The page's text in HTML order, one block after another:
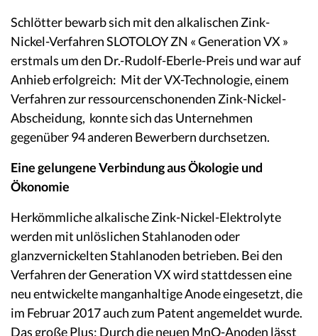
Schlötter bewarb sich mit den alkalischen Zink-
Nickel-Verfahren SLOTOLOY ZN « Generation VX »
erstmals um den Dr.-Rudolf-Eberle-Preis und war auf
Anhieb erfolgreich: Mit der VX-Technologie, einem
Verfahren zur ressourcenschonenden Zink-Nickel-
Abscheidung, konnte sich das Unternehmen
gegenüber 94 anderen Bewerbern durchsetzen.
Eine gelungene Verbindung aus Ökologie und
Ökonomie
Herkömmliche alkalische Zink-Nickel-Elektrolyte
werden mit unlöslichen Stahlanoden oder
glanzvernickelten Stahlanoden betrieben. Bei den
Verfahren der Generation VX wird stattdessen eine
neu entwickelte manganhaltige Anode eingesetzt, die
im Februar 2017 auch zum Patent angemeldet wurde.
Das große Plus: Durch die neuen MnO-Anoden lässt